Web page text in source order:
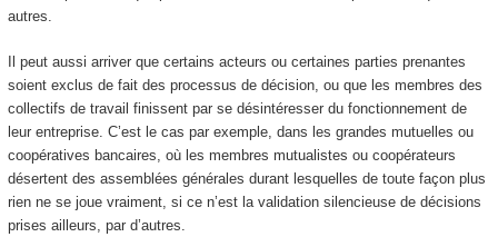
autres.
Il peut aussi arriver que certains acteurs ou certaines parties prenantes
soient exclus de fait des processus de décision, ou que les membres des
collectifs de travail finissent par se désintéresser du fonctionnement de
leur entreprise. C’est le cas par exemple, dans les grandes mutuelles ou
coopératives bancaires, où les membres mutualistes ou coopérateurs
désertent des assemblées générales durant lesquelles de toute façon plus
rien ne se joue vraiment, si ce n’est la validation silencieuse de décisions
prises ailleurs, par d’autres.